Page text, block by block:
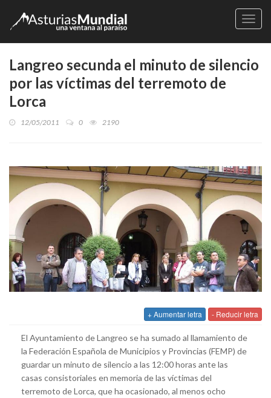
Langreo secunda el minuto de silencio
por las víctimas del terremoto de
Lorca
12/05/2011 0 2190
+ Aumentar letra - Reducir letra
El Ayuntamiento de Langreo se ha sumado al llamamiento de
la Federación Española de Municipios y Provincias (FEMP) de
guardar un minuto de silencio a las 12:00 horas ante las
casas consistoriales en memoria de las víctimas del
terremoto de Lorca, que ha ocasionado, al menos ocho